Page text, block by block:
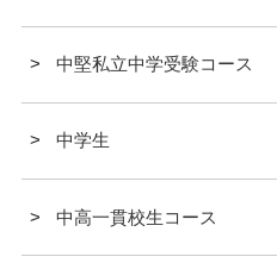
中堅私立中学受験コース
中学生
中高一貫校生コース